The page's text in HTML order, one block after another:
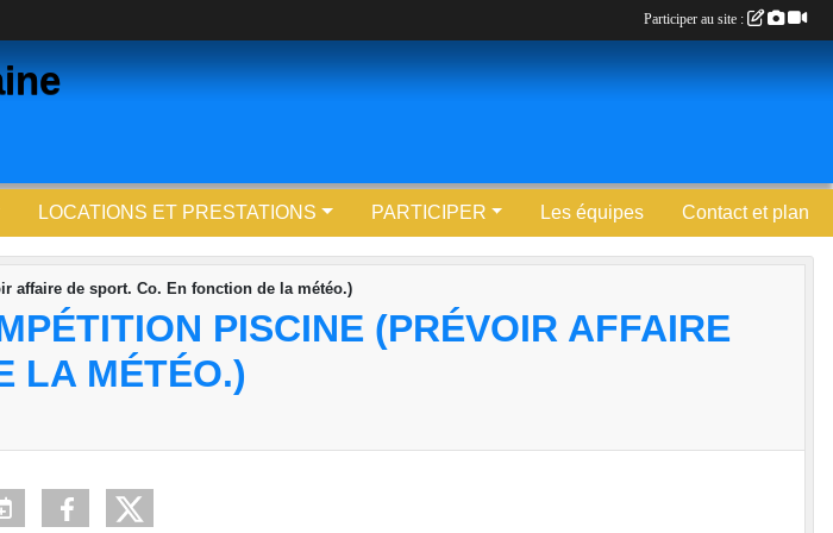
LOCATIONS ET PRESTATIONS PARTICIPER Les équipes Contact et plan
affaire de sport. Co. En fonction de la météo.)
PISCINE (PRÉVOIR AFFAIRE
LA MÉTÉO.)
Participer au site :